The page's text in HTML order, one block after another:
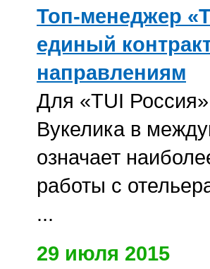
Топ-менеджер
единый
направлениям
Для «TUI
Вукелика в
означает
работы с
...
29 июля 2015